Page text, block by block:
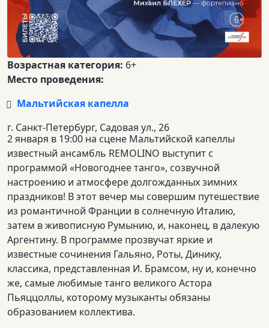
Возрастная категория: 6+
Место проведения:
Мальтийская капелла
г. Санкт-Петербург, Садовая ул., 26
2 января в 19:00 на сцене Мальтийской капеллы
известный ансамбль REMOLINO выступит с
программой «Новогоднее танго», созвучной
настроению и атмосфере долгожданных зимних
праздников! В этот вечер мы совершим путешествие
из романтичной Франции в солнечную Италию,
затем в живописную Румынию, и, наконец, в далекую
Аргентину. В программе прозвучат яркие и
известные сочинения Гальяно, Роты, Динику,
классика, представленная И. Брамсом, ну и, конечно
же, самые любимые танго великого Астора
Пьяццоллы, которому музыканты обязаны
образованием коллектива.